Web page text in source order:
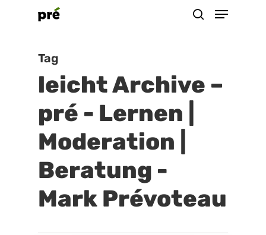
Menu
Tag
leicht Archive –
pré - Lernen |
Moderation |
Beratung -
Mark Prévoteau